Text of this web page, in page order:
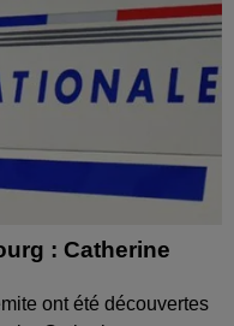
: Catherine
ont été découvertes